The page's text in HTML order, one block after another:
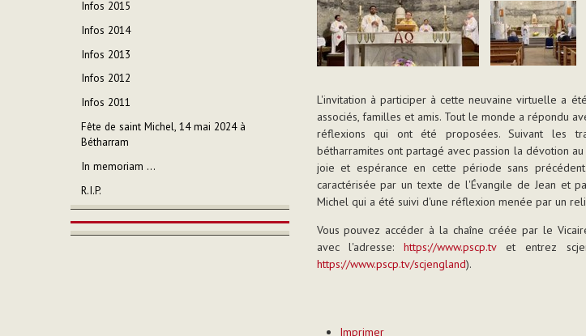
Infos 2015
Infos 2014
Infos 2013
Infos 2012
Infos 2011
Fête de saint Michel, 14 mai 2024 à
Bétharram
In memoriam ...
R.I.P.
L'invitation à participer à cette neuvaine virtuelle a
associés, familles et amis. Tout le monde a répondu
réflexions qui ont été proposées. Suivant les
bétharramites ont partagé avec passion la dévotion
joie et espérance en cette période sans
caractérisée par un texte de l'Évangile de Jean et
Michel qui a été suivi d'une réflexion menée par un
Vous pouvez accéder à la chaîne créée par le
avec l'adresse:https://www.pscp.tvet entrez
https://www.pscp.tv/scjengland).
Imprimer